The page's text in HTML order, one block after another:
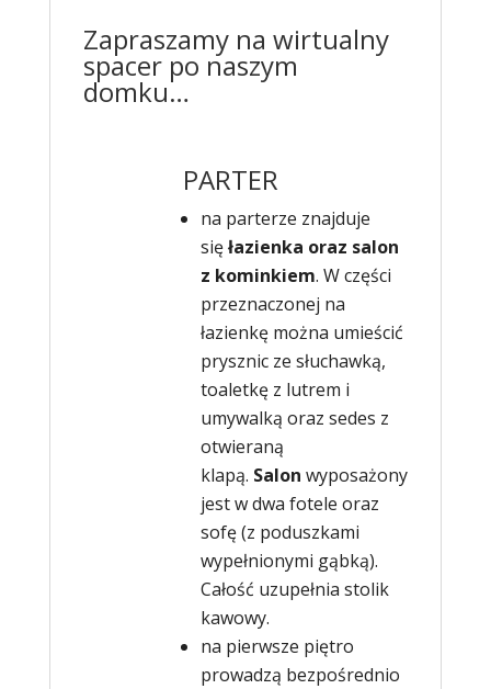
Zapraszamy na wirtualny
spacer po naszym
domku…
PARTER
na parterze znajduje
sięłazienka oraz salon
z kominkiem. W części
przeznaczonej na
łazienkę można umieścić
prysznic ze słuchawką,
toaletkę z lutrem i
umywalką oraz sedes z
otwieraną
klapą. Salon wyposażony
jest w dwa fotele oraz
sofę (z poduszkami
wypełnionymi gąbką).
Całość uzupełnia stolik
kawowy.
na pierwsze piętro
prowadzą bezpośrednio